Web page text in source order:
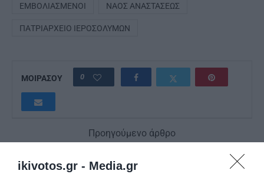
ikivotos.gr - Media.gr
ΕΜΒΟΛΙΑΣΜΈΝΟΙ ΝΑΌΣ ΑΝΑΣΤΆΣΕΩΣ
ΠΑΤΡΙΑΡΧΕΊΟ ΙΕΡΟΣΟΛΎΜΩΝ
ΜΟΙΡΑΣΟΥ 0
Προηγούμενο άρθρο
κορωνοϊού